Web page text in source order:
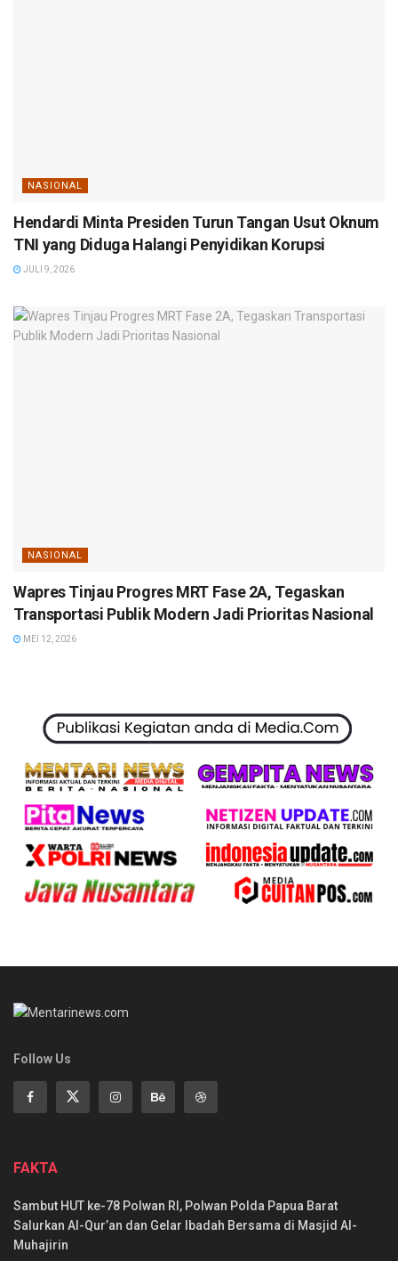
NASIONAL
Hendardi Minta Presiden Turun Tangan Usut Oknum
TNI yang Diduga Halangi Penyidikan Korupsi
JULI 9, 2026
NASIONAL
Wapres Tinjau Progres MRT Fase 2A, Tegaskan
Transportasi Publik Modern Jadi Prioritas Nasional
MEI 12, 2026
Follow Us
FAKTA
Sambut HUT ke-78 Polwan RI, Polwan Polda Papua Barat
Salurkan Al-Qur’an dan Gelar Ibadah Bersama di Masjid Al-
Muhajirin